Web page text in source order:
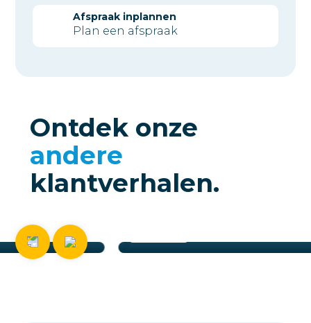
Afspraak inplannen
Plan een afspraak
Ontdek onze
andere
klantverhalen.
TransitionHERO
Bekijken